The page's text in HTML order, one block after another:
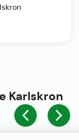
Karlskron